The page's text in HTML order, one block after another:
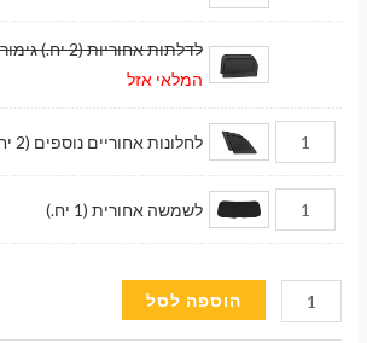
לדלתות אחוריות (2 יח.) גימור סטנדרט
המלאי אזל
לחלונות אחוריים נוספים (2 יח.)
לשמשה אחורית (1 יח.)
כמות
של
הוספה לסל